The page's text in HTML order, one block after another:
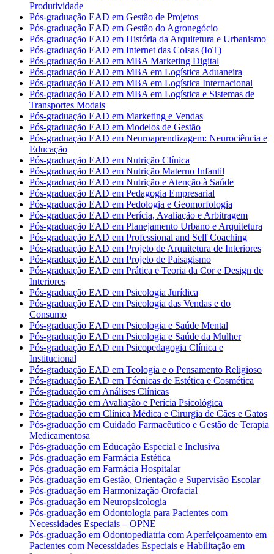
Produtividade
Pós-graduação EAD em Gestão de Projetos
Pós-graduação EAD em Gestão do Agronegócio
Pós-graduação EAD em História da Arquitetura e Urbanismo
Pós-graduação EAD em Internet das Coisas (IoT)
Pós-graduação EAD em MBA Marketing Digital
Pós-graduação EAD em MBA em Logística Aduaneira
Pós-graduação EAD em MBA em Logística Internacional
Pós-graduação EAD em MBA em Logística e Sistemas de
Transportes Modais
Pós-graduação EAD em Marketing e Vendas
Pós-graduação EAD em Modelos de Gestão
Pós-graduação EAD em Neuroaprendizagem: Neurociência e
Educação
Pós-graduação EAD em Nutrição Clínica
Pós-graduação EAD em Nutrição Materno Infantil
Pós-graduação EAD em Nutrição e Atenção à Saúde
Pós-graduação EAD em Pedagogia Empresarial
Pós-graduação EAD em Pedologia e Geomorfologia
Pós-graduação EAD em Perícia, Avaliação e Arbitragem
Pós-graduação EAD em Planejamento Urbano e Arquitetura
Pós-graduação EAD em Professional and Self Coaching
Pós-graduação EAD em Projeto de Arquitetura de Interiores
Pós-graduação EAD em Projeto de Paisagismo
Pós-graduação EAD em Prática e Teoria da Cor e Design de
Interiores
Pós-graduação EAD em Psicologia Jurídica
Pós-graduação EAD em Psicologia das Vendas e do
Consumo
Pós-graduação EAD em Psicologia e Saúde Mental
Pós-graduação EAD em Psicologia e Saúde da Mulher
Pós-graduação EAD em Psicopedagogia Clínica e
Institucional
Pós-graduação EAD em Teologia e o Pensamento Religioso
Pós-graduação EAD em Técnicas de Estética e Cosmética
Pós-graduação em Análises Clínicas
Pós-graduação em Avaliação e Perícia Psicológica
Pós-graduação em Clínica Médica e Cirurgia de Cães e Gatos
Pós-graduação em Cuidado Farmacêutico e Gestão de Terapia
Medicamentosa
Pós-graduação em Educação Especial e Inclusiva
Pós-graduação em Farmácia Estética
Pós-graduação em Farmácia Hospitalar
Pós-graduação em Gestão, Orientação e Supervisão Escolar
Pós-graduação em Harmonização Orofacial
Pós-graduação em Neuropsicologia
Pós-graduação em Odontologia para Pacientes com
Necessidades Especiais – OPNE
Pós-graduação em Odontopediatria com Aperfeiçoamento em
Pacientes com Necessidades Especiais e Habilitação em